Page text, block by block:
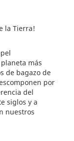
la Tierra!
más
de bagazo de
por
del
siglos y a
nuestros